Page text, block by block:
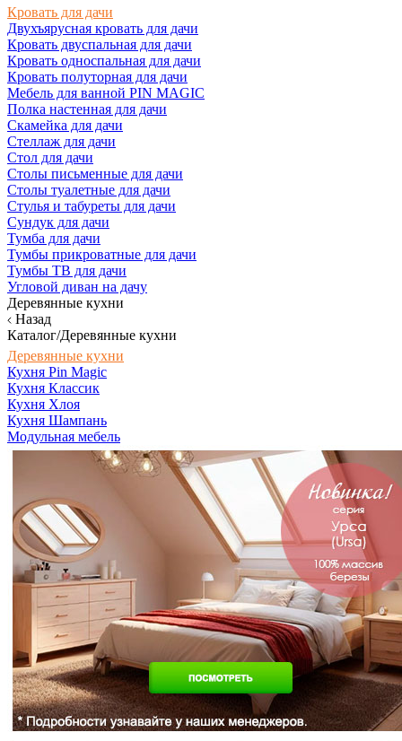
Кровать для дачи
Двухъярусная кровать для дачи
Кровать двуспальная для дачи
Кровать односпальная для дачи
Кровать полуторная для дачи
Мебель для ванной PIN MAGIC
Полка настенная для дачи
Скамейка для дачи
Стеллаж для дачи
Стол для дачи
Столы письменные для дачи
Столы туалетные для дачи
Стулья и табуреты для дачи
Сундук для дачи
Тумба для дачи
Тумбы прикроватные для дачи
Тумбы ТВ для дачи
Угловой диван на дачу
Деревянные кухни
Назад
Каталог/Деревянные кухни
Деревянные кухни
Кухня Pin Magic
Кухня Классик
Кухня Хлоя
Кухня Шампань
Модульная мебель